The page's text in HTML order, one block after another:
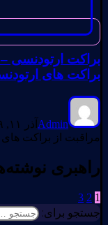
براکت ارتودنسی
براکت های
Admin آذر ۱۱, ۱۳۹۹
مراقبت از براکت
راهبری
1
2
3
جستجو برای: